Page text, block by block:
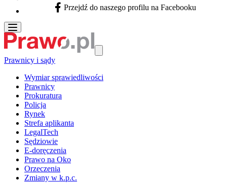
Facebook - otwiera się w nowej karcie
Przejdź do naszego profilu na Facebooku
Prawnicy i sądy
Wymiar sprawiedliwości
Prawnicy
Prokuratura
Policja
Rynek
Strefa aplikanta
LegalTech
Sędziowie
E-doręczenia
Prawo na Oko
Orzeczenia
Zmiany w k.p.c.